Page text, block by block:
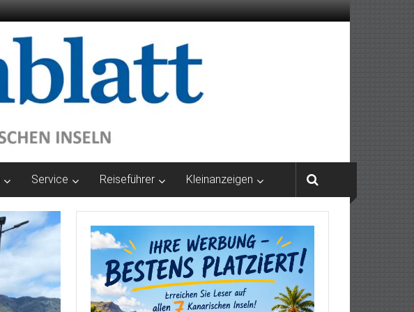
Service Reiseführer Kleinanzeigen